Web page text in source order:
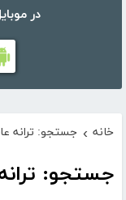
در
خانه › جستجو: ترانه
جستجو: